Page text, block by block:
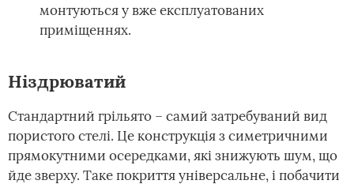
монтуються у вже експлуатованих
приміщеннях.
Ніздрюватий
Стандартний грільято – самий затребуваний вид
пористого стелі. Це конструкція з симетричними
прямокутними осередками, які знижують шум, що
йде зверху. Таке покриття універсальне, і побачити